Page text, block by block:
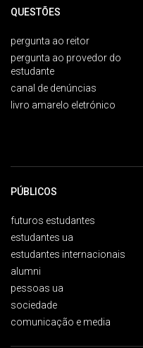
QUESTÕES
pergunta ao reitor
pergunta ao provedor do
estudante
canal de denúncias
livro amarelo eletrónico
PÚBLICOS
futuros estudantes
estudantes ua
estudantes internacionais
alumni
pessoas ua
sociedade
comunicação e media